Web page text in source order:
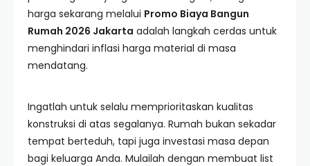
harga sekarang melalui Promo Biaya Bangun
Rumah 2026 Jakarta adalah langkah cerdas untuk
menghindari inflasi harga material di masa
mendatang.
Ingatlah untuk selalu memprioritaskan kualitas
konstruksi di atas segalanya. Rumah bukan sekadar
tempat berteduh, tapi juga investasi masa depan
bagi keluarga Anda. Mulailah dengan membuat list